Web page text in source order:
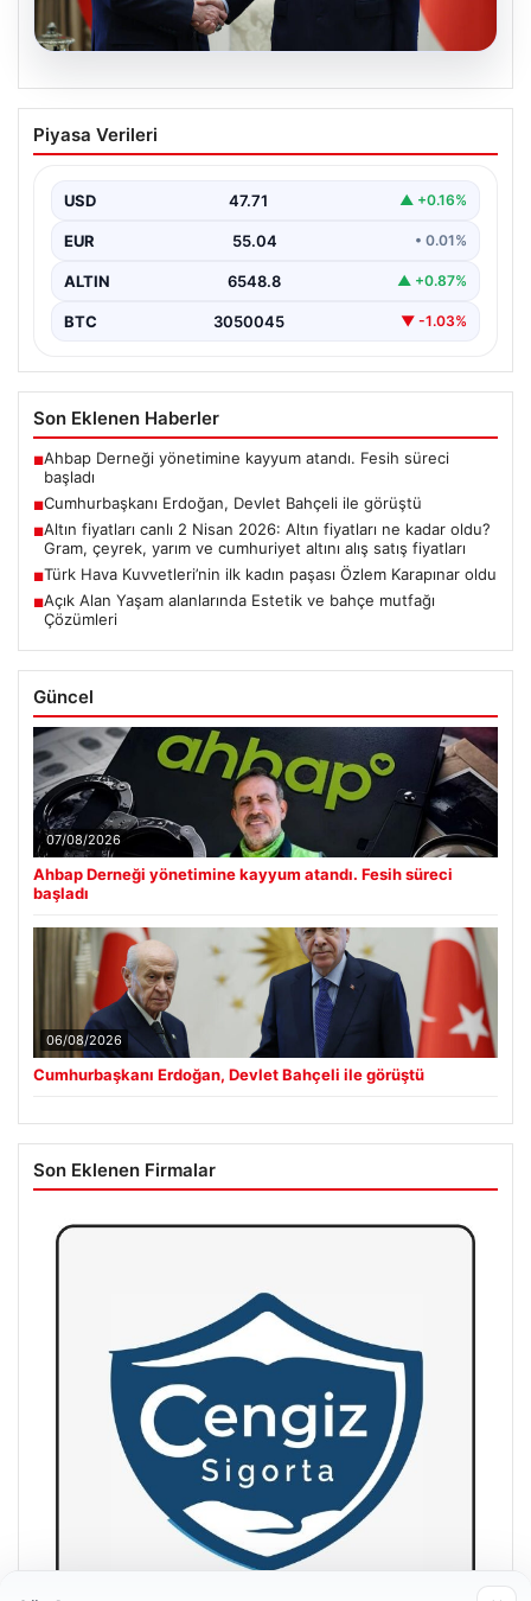
Cumhurbaşkanı Erdoğan, Devlet
Bahçeli ile görüştü
Piyasa Verileri
USD 47.71 ▲ +0.16%
EUR 55.04 • 0.01%
ALTIN 6548.8 ▲ +0.87%
BTC 3050045 ▼ -1.03%
Son Eklenen Haberler
■Ahbap Derneği yönetimine kayyum atandı. Fesih süreci
başladı
■Cumhurbaşkanı Erdoğan, Devlet Bahçeli ile görüştü
■Altın fiyatları canlı 2 Nisan 2026: Altın fiyatları ne kadar oldu?
Gram, çeyrek, yarım ve cumhuriyet altını alış satış fiyatları
■Türk Hava Kuvvetleri’nin ilk kadın paşası Özlem Karapınar oldu
■Açık Alan Yaşam alanlarında Estetik ve bahçe mutfağı
Çözümleri
Güncel
07/08/2026
Ahbap Derneği yönetimine kayyum atandı. Fesih süreci
başladı
06/08/2026
Cumhurbaşkanı Erdoğan, Devlet Bahçeli ile görüştü
Son Eklenen Firmalar